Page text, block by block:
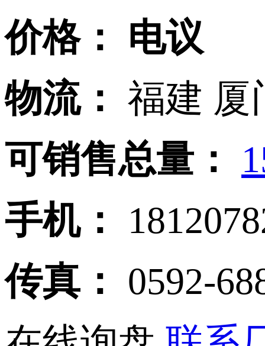
价格：
电议
物流： 福建 厦
可销售总量：
手机：
传真：
0592-